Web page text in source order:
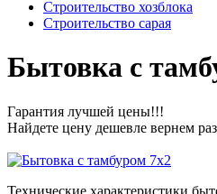
Строительство хозблока
Строительство сарая
Бытовка с
Гарантия лучшей цены!!!
Найдете цену дешевле вернем
Технические характеристики